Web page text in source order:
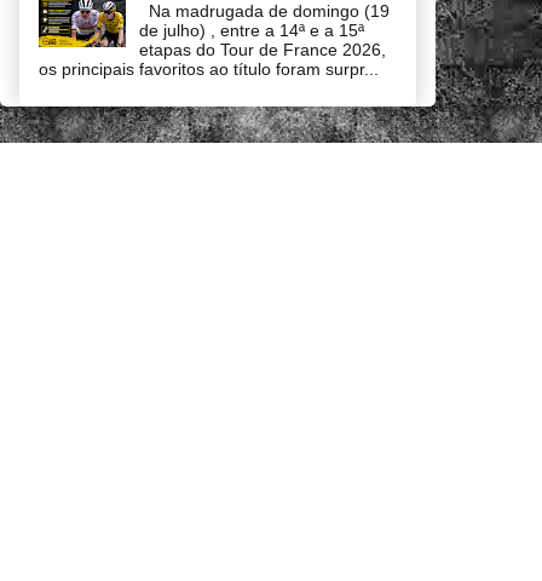
Na madrugada de domingo (19
de julho) , entre a 14ª e a 15ª
etapas do Tour de France 2026,
os principais favoritos ao título foram surpr...